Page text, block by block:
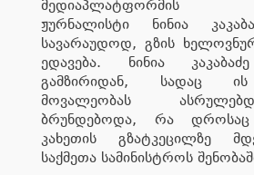
მედიაპლატფორმის
ჟურნალისტი ნინია
სავარაუდოდ, გზის
ედავება. ნინია
გამზირიდან, სადაც
მოვალეობას
ბრუნდებოდა, რა
კახეთის გზატკეცილზე
საქმეთა სამინისტროს